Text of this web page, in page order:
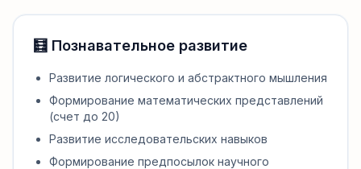
🧮 Познавательное развитие
Развитие логического и абстрактного мышления
Формирование математических представлений
(счет до 20)
Развитие исследовательских навыков
Формирование предпосылок научного